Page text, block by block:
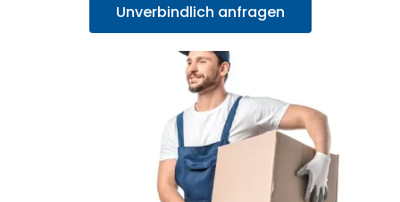
Unverbindlich anfragen